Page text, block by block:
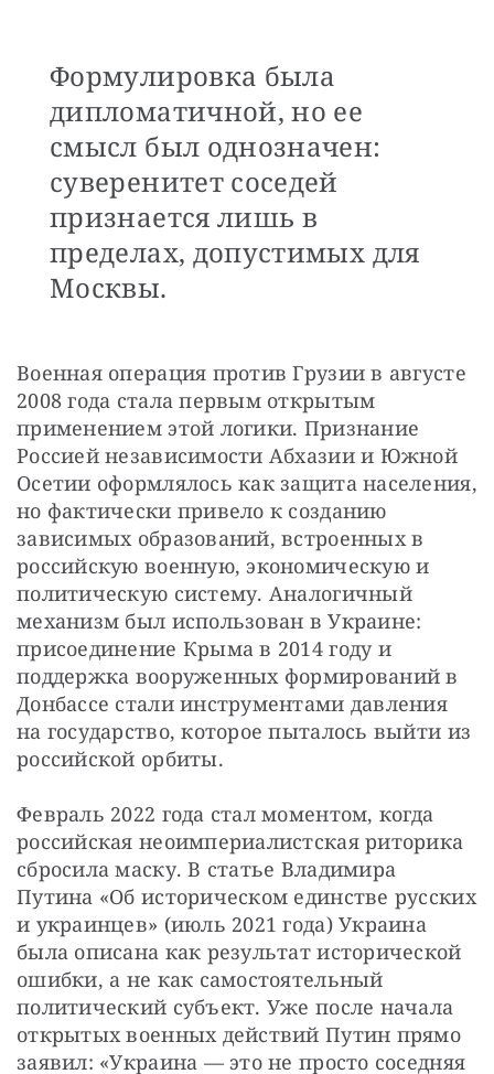
Формулировка была
дипломатичной, но ее
смысл был однозначен:
суверенитет соседей
признается лишь в
пределах, допустимых для
Москвы.
Военная операция против Грузии в августе
2008 года стала первым открытым
применением этой логики. Признание
Россией независимости Абхазии и Южной
Осетии оформлялось как защита населения,
но фактически привело к созданию
зависимых образований, встроенных в
российскую военную, экономическую и
политическую систему. Аналогичный
механизм был использован в Украине:
присоединение Крыма в 2014 году и
поддержка вооруженных формирований в
Донбассе стали инструментами давления
на государство, которое пыталось выйти из
российской орбиты.
Февраль 2022 года стал моментом, когда
российская неоимпериалистская риторика
сбросила маску. В статье Владимира
Путина «Об историческом единстве русских
и украинцев» (июль 2021 года) Украина
была описана как результат исторической
ошибки, а не как самостоятельный
политический субъект. Уже после начала
открытых военных действий Путин прямо
заявил: «Украина — это не просто соседняя